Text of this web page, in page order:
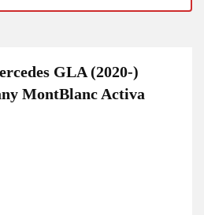
GLA (2020-)
MontBlanc Activa